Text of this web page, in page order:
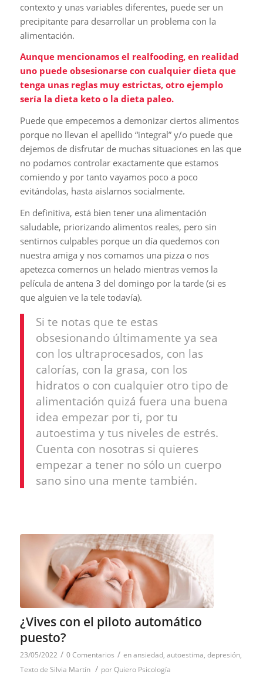
contexto y unas variables diferentes, puede ser un
precipitante para desarrollar un problema con la
alimentación.
Aunque mencionamos el realfooding, en realidad
uno puede obsesionarse con cualquier dieta que
tenga unas reglas muy estrictas, otro ejemplo
sería la dieta keto o la dieta paleo.
Puede que empecemos a demonizar ciertos alimentos
porque no llevan el apellido “integral” y/o puede que
dejemos de disfrutar de muchas situaciones en las que
no podamos controlar exactamente que estamos
comiendo y por tanto vayamos poco a poco
evitándolas, hasta aislarnos socialmente.
En definitiva, está bien tener una alimentación
saludable, priorizando alimentos reales, pero sin
sentirnos culpables porque un día quedemos con
nuestra amiga y nos comamos una pizza o nos
apetezca comernos un helado mientras vemos la
película de antena 3 del domingo por la tarde (si es
que alguien ve la tele todavía).
Si te notas que te estas
obsesionando últimamente ya sea
con los ultraprocesados, con las
calorías, con la grasa, con los
hidratos o con cualquier otro tipo de
alimentación quizá fuera una buena
idea empezar por ti, por tu
autoestima y tus niveles de estrés.
Cuenta con nosotras si quieres
empezar a tener no sólo un cuerpo
sano sino una mente también.
¿Vives con el piloto automático
puesto?
23/05/2022 / 0 Comentarios / enansiedad, autoestima, depresión,
Texto de Silvia Martín / porQuiero Psicología